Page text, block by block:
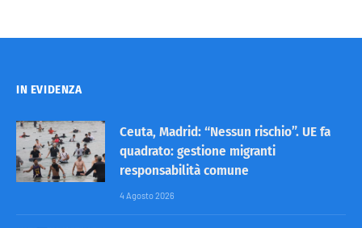
IN EVIDENZA
Ceuta, Madrid: “Nessun rischio”. UE fa
quadrato: gestione migranti
responsabilità comune
4 Agosto 2026